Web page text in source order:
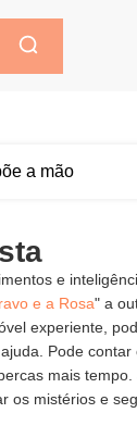
a mão
e
e a Rosa" a
experiente,
Pode
mais
os mistérios e